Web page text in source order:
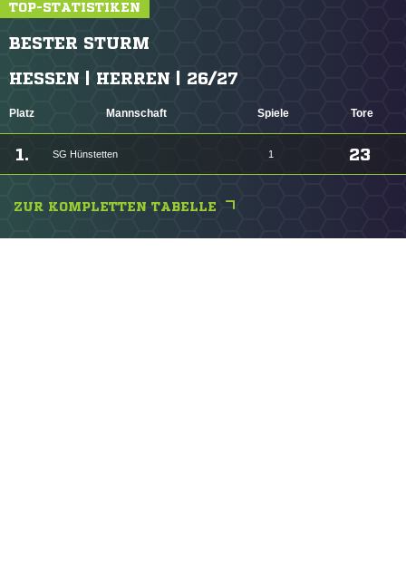
TOP-STATISTIKEN
BESTER STURM
HESSEN | HERREN | 26/27
Platz Mannschaft Spiele Tore
1. SG Hünstetten 1 23
ZUR KOMPLETTEN TABELLE